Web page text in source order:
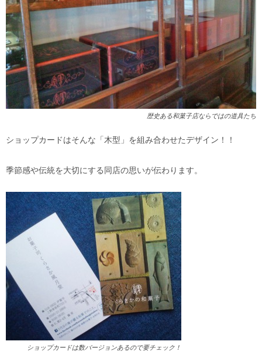
歴史ある和菓子店ならではの道具たち
ショップカードはそんな「木型」を組み合わせたデザイン！！
季節感や伝統を大切にする同店の思いが伝わります。
ショップカードは数バージョンあるので要チェック！